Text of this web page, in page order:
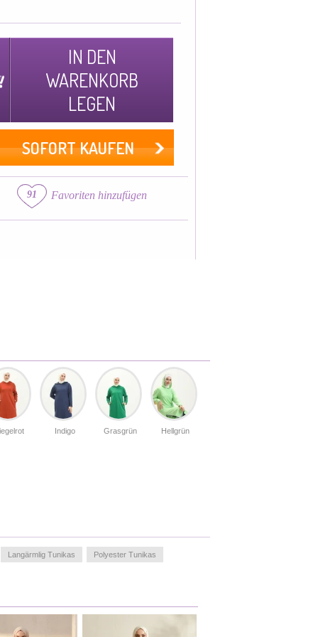
IN DEN
WARENKORB
LEGEN
SOFORT KAUFEN
91 Favoriten hinzufügen
Indigo Grasgrün Hellgrün
Langärmlig Tunikas Polyester Tunikas